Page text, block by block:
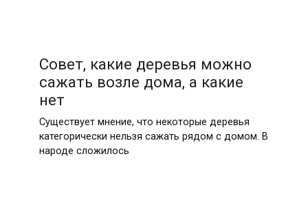
Совет, какие деревья можно
сажать возле дома, а какие
нет
Существует мнение, что некоторые деревья
категорически нельзя сажать рядом с домом. В
народе сложилось